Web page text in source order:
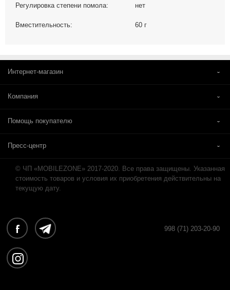
Регулировка степени помола: нет
Вместительность: 60 г
Интернет-магазин
Компания
Помощь покупателю
Пресс-центр
© ЧП «MOBILEZONE» 2017-2020. Все права защищены. Указанная
стоимость товаров и условия их приобретения действительны на
текущую дату.
998 (71) 203-20-90